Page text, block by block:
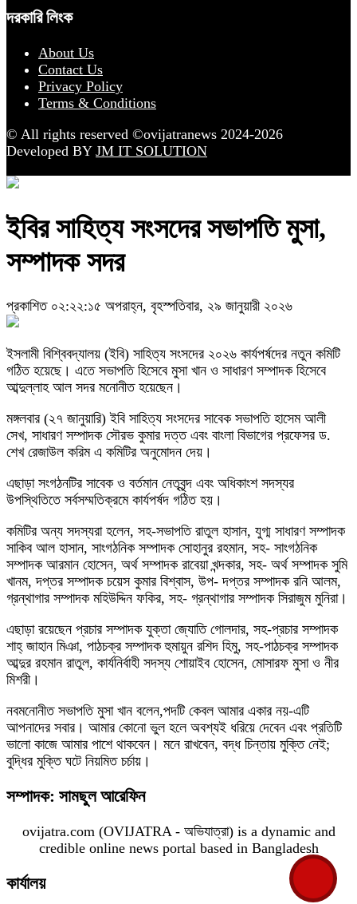
দরকারি লিংক
About Us
Contact Us
Privacy Policy
Terms & Conditions
© All rights reserved ©ovijatranews 2024-2026
Developed BY JM IT SOLUTION
ইবির সাহিত্য সংসদের সভাপতি মুসা,
সম্পাদক সদর
প্রকাশিত ০২:২২:১৫ অপরাহ্ন, বৃহস্পতিবার, ২৯ জানুয়ারী ২০২৬
ইসলামী বিশ্বিবদ্যালয় (ইবি) সাহিত্য সংসদের ২০২৬ কার্যপর্ষদের নতুন কমিটি
গঠিত হয়েছে। এতে সভাপতি হিসেবে মুসা খান ও সাধারণ সম্পাদক হিসেবে
আব্দুল্লাহ আল সদর মনোনীত হয়েছেন।
মঙ্গলবার (২৭ জানুয়ারি) ইবি সাহিত্য সংসদের সাবেক সভাপতি হাসেম আলী
সেখ, সাধারণ সম্পাদক সৌরভ কুমার দত্ত এবং বাংলা বিভাগের প্রফেসর ড.
শেখ রেজাউল করিম এ কমিটির অনুমোদন দেয়।
এছাড়া সংগঠনটির সাবেক ও বর্তমান নেতৃবৃন্দ এবং অধিকাংশ সদস্যর
উপস্থিতিতে সর্বসম্মতিক্রমে কার্যপর্ষদ গঠিত হয়।
কমিটির অন্য সদস্যরা হলেন, সহ-সভাপতি রাতুল হাসান, যুগ্ম সাধারণ সম্পাদক
সাকিব আল হাসান, সাংগঠনিক সম্পাদক সোহানুর রহমান, সহ- সাংগঠনিক
সম্পাদক আরমান হোসেন, অর্থ সম্পাদক রাবেয়া খন্দকার, সহ- অর্থ সম্পাদক সুমি
খানম, দপ্তর সম্পাদক চয়েস কুমার বিশ্বাস, উপ- দপ্তর সম্পাদক রনি আলম,
গ্রন্থাগার সম্পাদক মহিউদ্দিন ফকির, সহ- গ্রন্থাগার সম্পাদক সিরাজুম মুনিরা।
এছাড়া রয়েছেন প্রচার সম্পাদক যুক্তা জ্যোতি গোলদার, সহ-প্রচার সম্পাদক
শাহ্ জাহান মিঞা, পাঠচক্র সম্পাদক হুমায়ুন রশিদ হিমু, সহ-পাঠচক্র সম্পাদক
আব্দুর রহমান রাতুল, কার্যনির্বাহী সদস্য শোয়াইব হোসেন, মোসারফ মুসা ও নীর
মিশরী।
নবমনোনীত সভাপতি মুসা খান বলেন,পদটি কেবল আমার একার নয়-এটি
আপনাদের সবার। আমার কোনো ভুল হলে অবশ্যই ধরিয়ে দেবেন এবং প্রতিটি
ভালো কাজে আমার পাশে থাকবেন। মনে রাখবেন, বদ্ধ চিন্তায় মুক্তি নেই;
বুদ্ধির মুক্তি ঘটে নিয়মিত চর্চায়।
সম্পাদক: সামছুল আরেফিন
ovijatra.com (OVIJATRA - অভিযাত্রা) is a dynamic and
credible online news portal based in Bangladesh
কার্যালয়